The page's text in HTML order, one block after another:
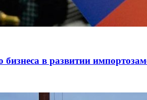
бизнеса в развитии